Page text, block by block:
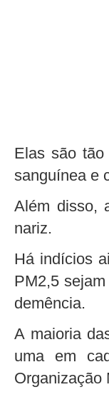
Elas são tão
sanguínea e
Além disso,
nariz.
Há indícios
PM2,5
demência.
A maioria
uma em
Organização